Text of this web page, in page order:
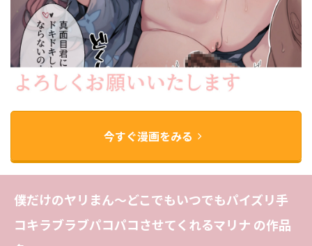
今すぐ漫画をみる
僕だけのヤリまん〜どこでもいつでもパイズリ手
コキラブラブパコパコさせてくれるマリナ の作品